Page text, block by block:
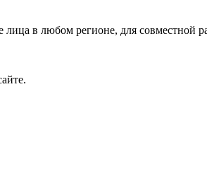
в любом регионе, для совместной